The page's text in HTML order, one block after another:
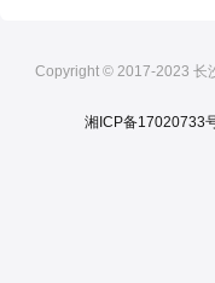
Copyright © 2017-2023 长
湘ICP备17020733